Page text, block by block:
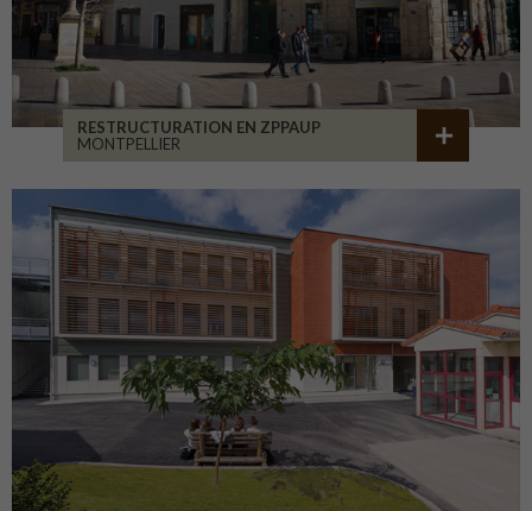
RESTRUCTURATION EN ZPPAUP
MONTPELLIER